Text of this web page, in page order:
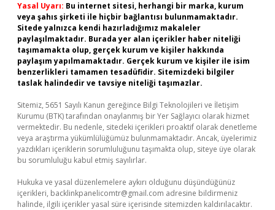
Yasal Uyarı: Bu internet sitesi, herhangi bir marka, kurum
veya şahıs şirketi ile hiçbir bağlantısı bulunmamaktadır.
Sitede yalnızca kendi hazırladığımız makaleler
paylaşılmaktadır. Burada yer alan içerikler haber niteliği
taşımamakta olup, gerçek kurum ve kişiler hakkında
paylaşım yapılmamaktadır. Gerçek kurum ve kişiler ile isim
benzerlikleri tamamen tesadüfidir. Sitemizdeki bilgiler
taslak halindedir ve tavsiye niteliği taşımazlar.
Sitemiz, 5651 Sayılı Kanun gereğince Bilgi Teknolojileri ve İletişim
Kurumu (BTK) tarafından onaylanmış bir Yer Sağlayıcı olarak hizmet
vermektedir. Bu nedenle, sitedeki içerikleri proaktif olarak denetleme
veya araştırma yükümlülüğümüz bulunmamaktadır. Ancak, üyelerimiz
yazdıkları içeriklerin sorumluluğunu taşımakta olup, siteye üye olarak
bu sorumluluğu kabul etmiş sayılırlar.
Hukuka ve yasal düzenlemelere aykırı olduğunu düşündüğünüz
içerikleri, backlinkpanelicomtr@gmail.com adresine bildirmeniz
halinde, ilgili içerikler yasal süre içerisinde sitemizden kaldırılacaktır.